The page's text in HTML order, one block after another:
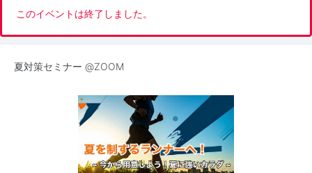
このイベントは終了しました。
夏対策セミナー @ZOOM